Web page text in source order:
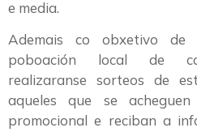
e media.
Ademais co obxetivo de
poboación local de
realizaranse sorteos de
aqueles que se
promocional e reciban a